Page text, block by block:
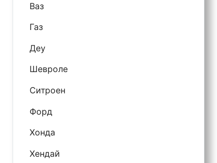
Ваз
Газ
Деу
Шевроле
Ситроен
Форд
Хонда
Хендай